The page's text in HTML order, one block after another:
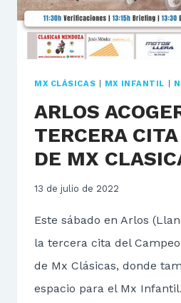
MX CLÁSICAS MX INFANTIL
ARLOS
TERCERA
DE MX
13 de julio de 2022
Este sábado en Arlos
la tercera cita del
de Mx Clásicas, donde
espacio para el Mx